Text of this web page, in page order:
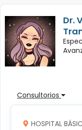
Dr.
Consultorios
HOSPITAL